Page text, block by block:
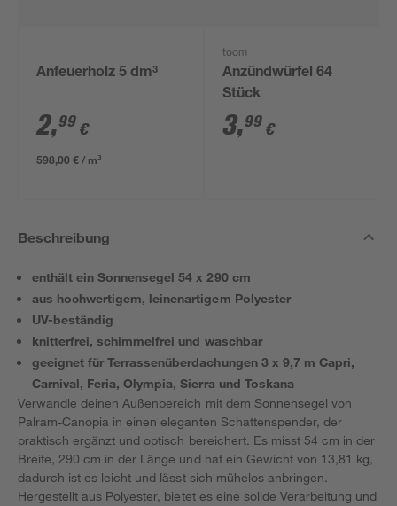
Anfeuerholz 5 dm³
2,99 €
598,00 € / m³
toom
Anzündwürfel 64
Stück
3,99 €
Beschreibung
enthält ein Sonnensegel 54 x 290 cm
aus hochwertigem, leinenartigem Polyester
UV-beständig
knitterfrei, schimmelfrei und waschbar
geeignet für Terrassenüberdachungen 3 x 9,7 m Capri,
Carnival, Feria, Olympia, Sierra und Toskana
Verwandle deinen Außenbereich mit dem Sonnensegel von
Palram-Canopia in einen eleganten Schattenspender, der
praktisch ergänzt und optisch bereichert. Es misst 54 cm in der
Breite, 290 cm in der Länge und hat ein Gewicht von 13,81 kg,
dadurch ist es leicht und lässt sich mühelos anbringen.
Hergestellt aus Polyester, bietet es eine solide Verarbeitung und